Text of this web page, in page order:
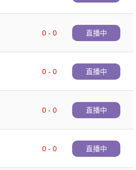
0 - 0
直播中
0 - 0
直播中
0 - 0
直播中
0 - 0
直播中